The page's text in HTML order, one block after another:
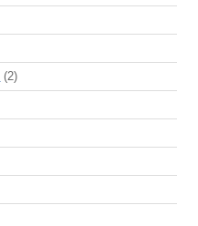
(2)